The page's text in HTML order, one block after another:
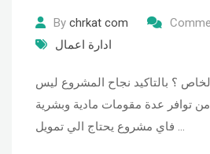
By chrkat com
ادارة اعمال
؟ بالتاكيد نجاح المشروع ليس
من توافر عدة مقومات مادية وبشرية
فاي مشروع يحتاج الي تمويل …